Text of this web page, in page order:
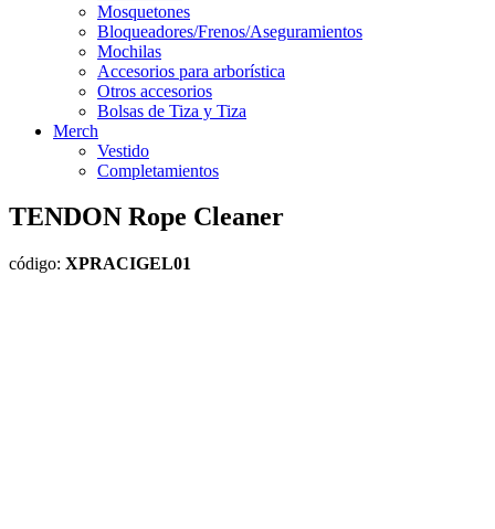
Mosquetones
Bloqueadores/Frenos/Aseguramientos
Mochilas
Accesorios para arborística
Otros accesorios
Bolsas de Tiza y Tiza
Merch
Vestido
Completamientos
TENDON Rope Cleaner
código: XPRACIGEL01